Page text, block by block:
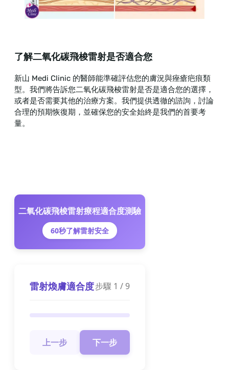
了解二氧化碳飛梭雷射是否適合您
新山 Medi Clinic 的醫師能準確評估您的膚況與痤瘡疤痕類
型。我們將告訴您二氧化碳飛梭雷射是否是適合您的選擇，
或者是否需要其他的治療方案。我們提供透徹的諮詢，討論
合理的預期恢復期，並確保您的安全始終是我們的首要考
量。
二氧化碳飛梭雷射療程適合度測驗
60秒了解雷射安全
雷射煥膚適合度步驟 1 / 9
上一步 下一步